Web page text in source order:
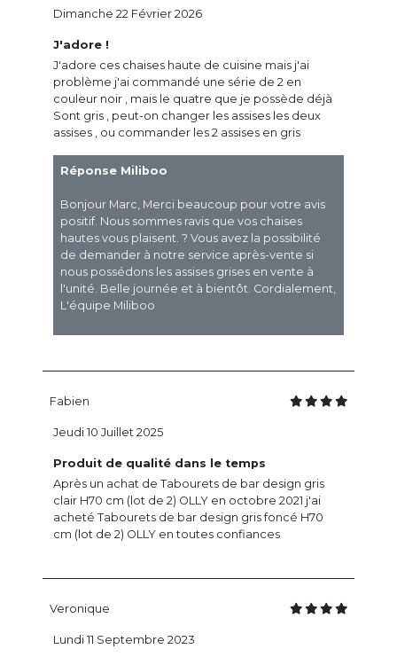
J'adore !
J'adore ces chaises haute de cuisine mais j'ai
problème j'ai commandé une série de 2 en
couleur noir , mais le quatre que je possède déjà
Sont gris , peut-on changer les assises les deux
assises , ou commander les 2 assises en gris
Réponse Miliboo
Bonjour Marc, Merci beaucoup pour votre avis
positif. Nous sommes ravis que vos chaises
hautes vous plaisent. ? Vous avez la possibilité
de demander à notre service après-vente si
nous possédons les assises grises en vente à
l'unité. Belle journée et à bientôt. Cordialement,
L'équipe Miliboo
Dimanche 22 Février 2026
Fabien
Produit de qualité dans le temps
Après un achat de Tabourets de bar design gris
clair H70 cm (lot de 2) OLLY en octobre 2021 j'ai
acheté Tabourets de bar design gris foncé H70
cm (lot de 2) OLLY en toutes confiances
Jeudi 10 Juillet 2025
Veronique
Lundi 11 Septembre 2023